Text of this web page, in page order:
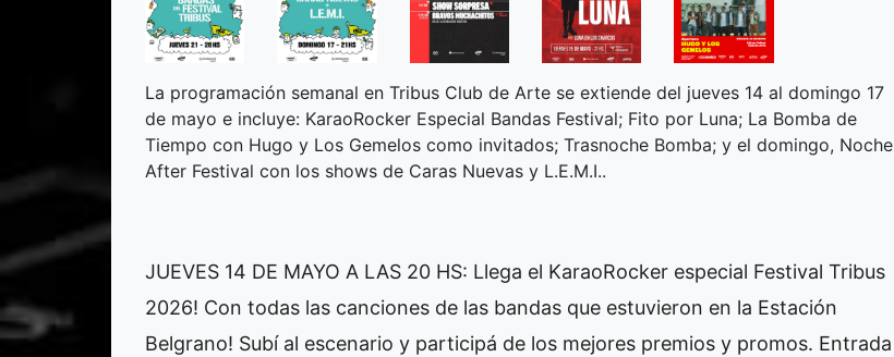
La programación semanal en Tribus Club de Arte se extiende del jueves 14 al domingo 17
de mayo e incluye: KaraoRocker Especial Bandas Festival; Fito por Luna; La Bomba de
Tiempo con Hugo y Los Gemelos como invitados; Trasnoche Bomba; y el domingo, Noche
After Festival con los shows de Caras Nuevas y L.E.M.I..
JUEVES 14 DE MAYO A LAS 20 HS: Llega el KaraoRocker especial Festival Tribus
2026! Con todas las canciones de las bandas que estuvieron en la Estación
Belgrano! Subí al escenario y participá de los mejores premios y promos. Entrada